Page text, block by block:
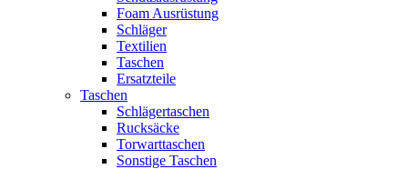
Foam Ausrüstung
Schläger
Textilien
Taschen
Ersatzteile
Taschen
Schlägertaschen
Rucksäcke
Torwarttaschen
Sonstige Taschen